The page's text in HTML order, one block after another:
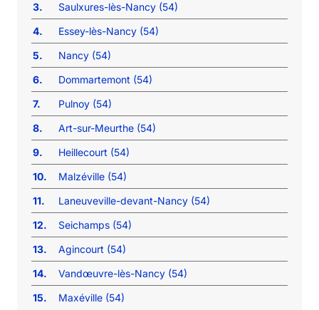
3.
Saulxures-lès-Nancy (54)
4.
Essey-lès-Nancy (54)
5.
Nancy (54)
6.
Dommartemont (54)
7.
Pulnoy (54)
8.
Art-sur-Meurthe (54)
9.
Heillecourt (54)
10.
Malzéville (54)
11.
Laneuveville-devant-Nancy (54)
12.
Seichamps (54)
13.
Agincourt (54)
14.
Vandœuvre-lès-Nancy (54)
15.
Maxéville (54)